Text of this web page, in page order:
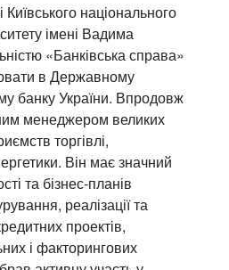
національного
імені Вадима
«Банківська справа»
в Державному
банку України. Впродовж
менеджером великих
торгівлі,
Він має значний
та бізнес-планів
реалізації та
проектів,
і факторингових